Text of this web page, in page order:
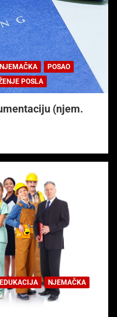
NJEMAČKA
POSAO
POSLA
(njem.
EDUKACIJA
NJEMAČKA